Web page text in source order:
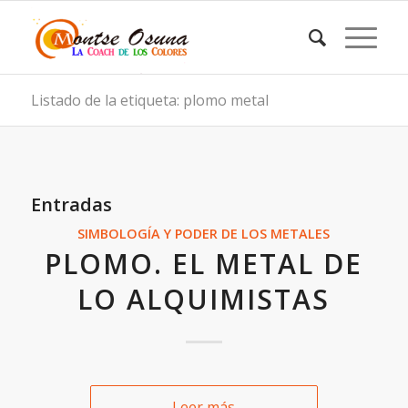
Listado de la etiqueta: plomo metal
Entradas
SIMBOLOGÍA Y PODER DE LOS METALES
PLOMO. EL METAL DE
LO ALQUIMISTAS